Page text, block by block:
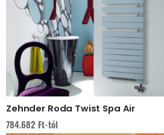
Zehnder Roda Twist Spa Air
784.682 Ft-tól